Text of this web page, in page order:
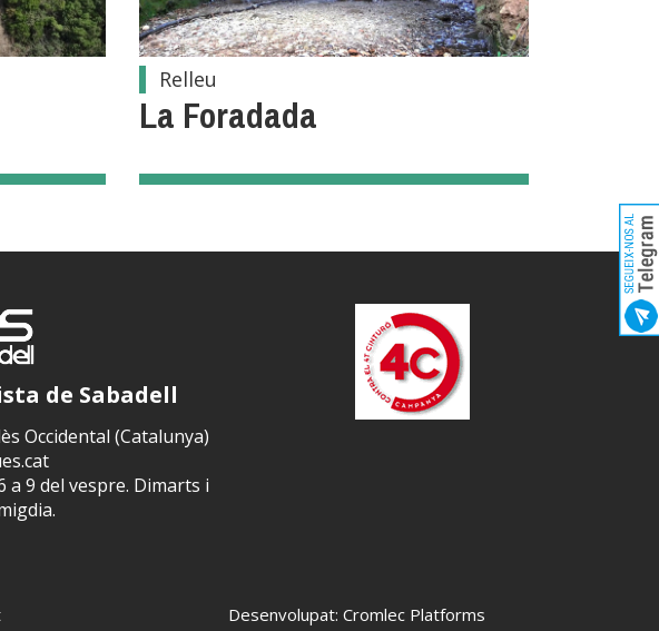
Relleu
La Foradada
de Sabadell
Occidental (Catalunya)
a 9 del vespre. Dimarts i
Desenvolupat: Cromlec Platforms